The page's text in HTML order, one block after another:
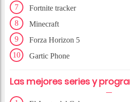
Fortnite tracker
Minecraft
Forza Horizon 5
Gartic Phone
Las mejores series y